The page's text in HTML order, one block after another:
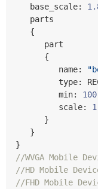
base_scale:
parts
{
part
{
name:
type:
min: 100
scale: 1
}
}
}
//WVGA Mobile
//HD Mobile
//FHD Mobile